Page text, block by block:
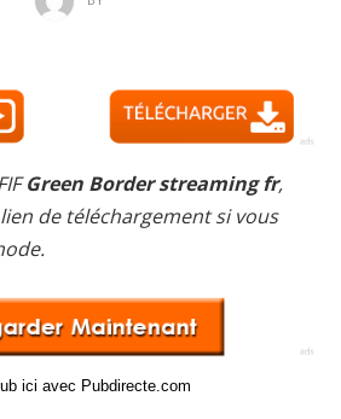
Green Border streaming fr,
de téléchargement si vous
ici avec Pubdirecte.com